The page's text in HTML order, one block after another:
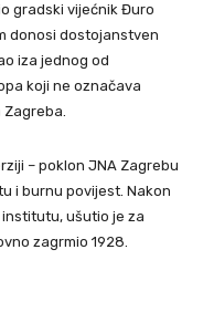
gradski vijećnik Đuro
donosi dostojanstven
iza jednog od
koji ne označava
Zagreba.
– poklon JNA Zagrebu
i burnu povijest. Nakon
ušutio je za
zagrmio 1928.